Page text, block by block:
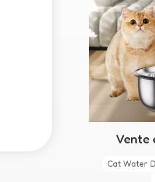
Vente
acier
Cat Water